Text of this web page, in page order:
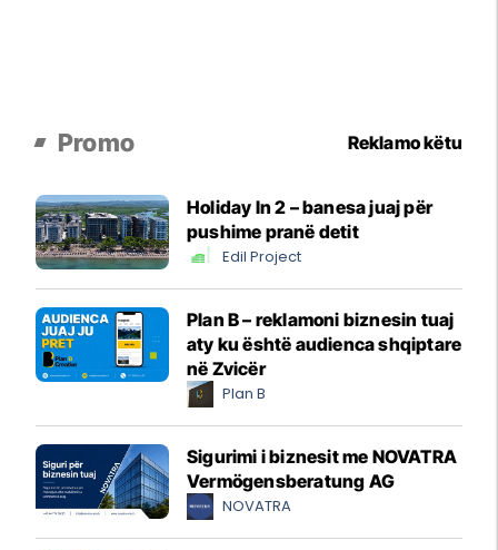
Promo Reklamo këtu
Holiday In 2 – banesa juaj për
pushime pranë detit
Edil Project
Plan B – reklamoni biznesin tuaj
aty ku është audienca shqiptare
në Zvicër
Plan B
Sigurimi i biznesit me NOVATRA
Vermögensberatung AG
NOVATRA